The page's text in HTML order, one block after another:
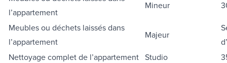
l’appartement
Mineur
Meubles ou déchets laissés dans
l’appartement
Majeur
Nettoyage complet de l’appartement Studio